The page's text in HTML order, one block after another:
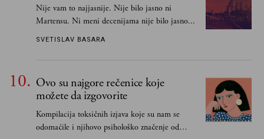
Nije vam to najjasnije. Nije bilo jasno ni
Martensu. Ni meni decenijama nije bilo jasno...
SVETISLAV BASARA
Ovo su najgore rečenice koje
možete da izgovorite
Kompilacija toksičnih izjava koje su nam se
odomaćile i njihovo psihološko značenje od